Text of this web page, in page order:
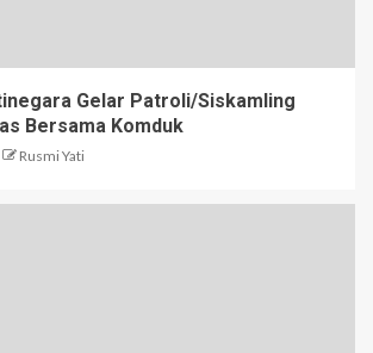
Gelar Patroli/Siskamling
Bersama Komduk
Rusmi Yati